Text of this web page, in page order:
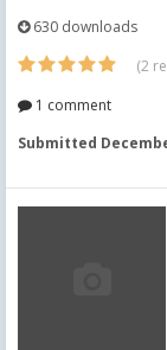
630 downloads
(2
1 comment
Submitted